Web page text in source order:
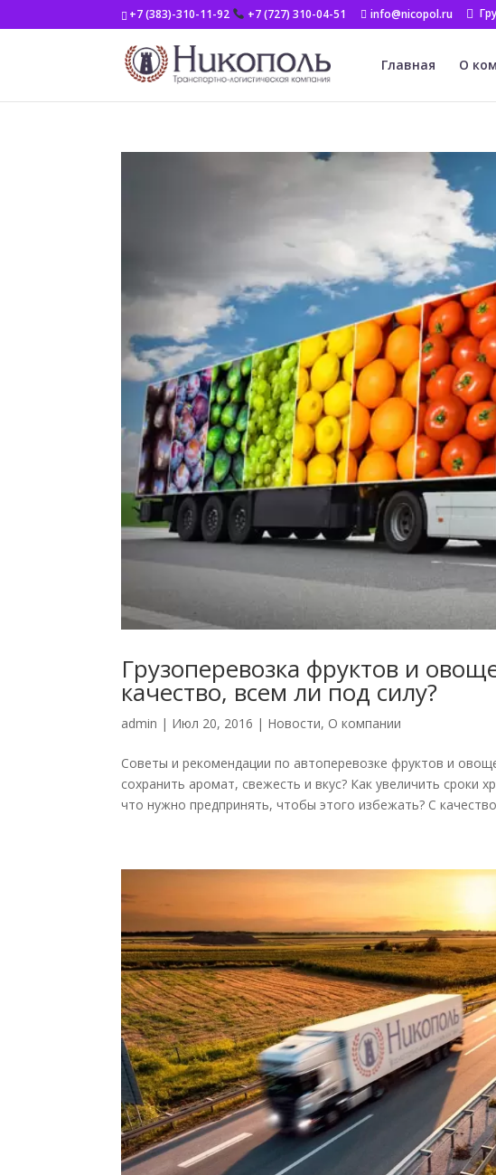
+7 (383)-310-11-92 +7 (727) 310-04-51 info@nicopol.ru
Главная О
Грузоперевозка фруктов и
качество, всем ли под силу?
admin | Июл 20, 2016 | Новости, О компании
Советы и рекомендации по автоперевозке фруктов и
сохранить аромат, свежесть и вкус? Как увеличить сроки
что нужно предпринять, чтобы этого избежать? С